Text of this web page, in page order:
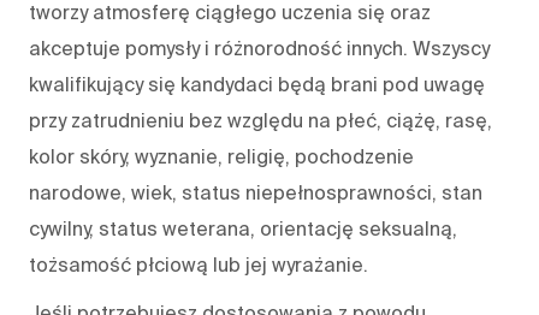
tworzy atmosferę ciągłego uczenia się oraz
akceptuje pomysły i różnorodność innych. Wszyscy
kwalifikujący się kandydaci będą brani pod uwagę
przy zatrudnieniu bez względu na płeć, ciążę, rasę,
kolor skóry, wyznanie, religię, pochodzenie
narodowe, wiek, status niepełnosprawności, stan
cywilny, status weterana, orientację seksualną,
tożsamość płciową lub jej wyrażanie.